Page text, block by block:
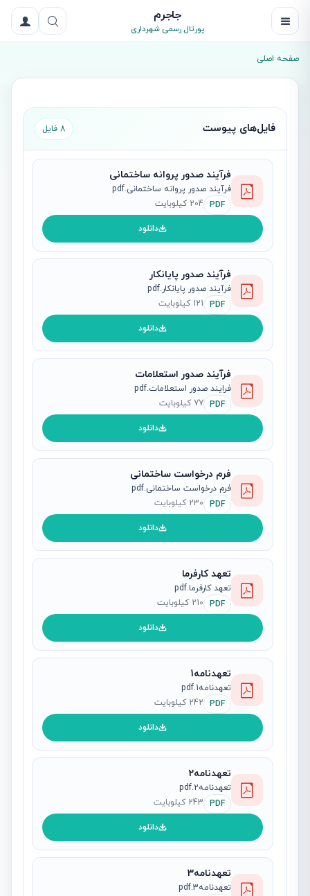
جاجرم
پورتال رسمی شهرداری
صفحه اصلی
فایل‌های پیوست 8 فایل
فرآیند صدور پروانه ساختمانی
فرآیند صدور پروانه ساختمانی.pdf
PDF
204 کیلوبایت
دانلود
فرآیند صدور پایانکار
فرآیند صدور پایانکار.pdf
PDF
121 کیلوبایت
دانلود
فرآیند صدور استعلامات
فرایند صدور استعلامات.pdf
PDF 77 کیلوبایت
دانلود
فرم درخواست ساختمانی
فرم درخواست ساختمانی.pdf
PDF
230 کیلوبایت
دانلود
تعهد کارفرما
تعهد کارفرما.pdf
PDF
210 کیلوبایت
دانلود
تعهدنامه1
تعهدنامه1.pdf
PDF
242 کیلوبایت
دانلود
تعهدنامه2
تعهدنامه2.pdf
PDF
243 کیلوبایت
دانلود
تعهدنامه3
تعهدنامه3.pdf